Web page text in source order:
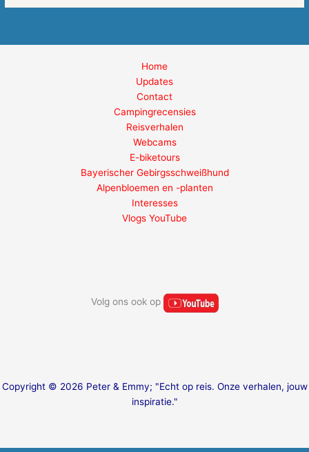
Home
Updates
Contact
Campingrecensies
Reisverhalen
Webcams
E-biketours
Bayerischer Gebirgsschweißhund
Alpenbloemen en -planten
Interesses
Vlogs YouTube
Volg ons ook op
Copyright © 2026 Peter & Emmy; "Echt op reis. Onze verhalen, jouw
inspiratie."